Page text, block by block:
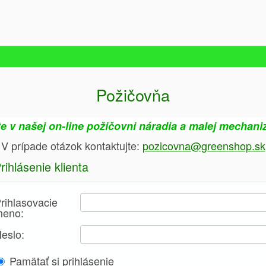
Požičovňa
v našej on-line požičovni náradia a malej
V prípade otázok kontaktujte: pozicovna@greenshop.sk
klienta
Pamätať si prihlásenie